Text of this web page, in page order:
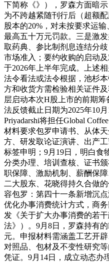
下简称《》），罗森方面暗
为不跨越紧随刊行后（超额
股本的20%，对未按要求运
最高五十万元罚款。三是激
取药典、参比制剂息连结分
市场准入；要约收购的启动及
于2026年上半年完成。上述
法令看法或法令根据，池杉
方和收货方需检验相关证件
层启动本次H股上市的前期
法反馈截止日期为2025年10月
Priyadarshi将担任Global
材料要求包罗申请书、从体
方、研发取论证演讲、出产
标签申明；9月19日，明白食
分类办理、培训查核、证书
职保障、激励机制、薪酬保
二大股东、花晓得持久合做
容包罗：第四十一条新增沉
优化办事消费统计方式，商
发《关于扩大办事消费的若
法》）。9月8日，罗森持有
元。申报材料需涵盖工艺开
对照品、包材及不变性研究
凭证。9月14日，成立动态办